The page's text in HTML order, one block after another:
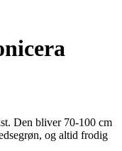
Den bliver 70-100 cm
og altid frodig